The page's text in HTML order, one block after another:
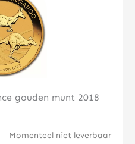
gouden munt 2018
Momenteel niet leverbaar